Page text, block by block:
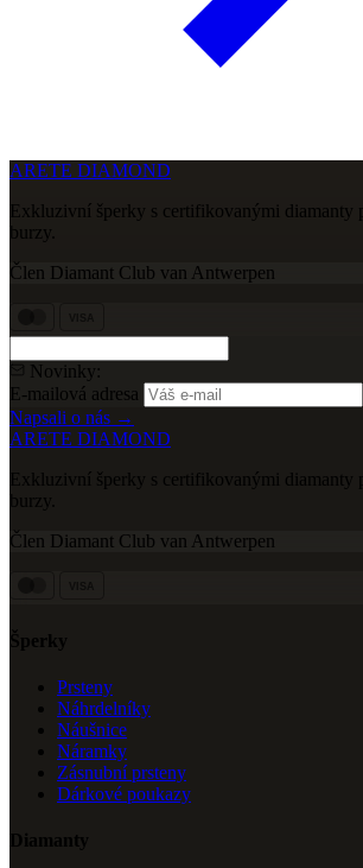
ARETE DIAMOND
Exkluzivní šperky s certifikovanými diamanty
burzy.
Člen Diamant Club van Antwerpen
Novinky:
E-mailová adresa
Napsali o nás →
ARETE DIAMOND
Exkluzivní šperky s certifikovanými diamanty
burzy.
Člen Diamant Club van Antwerpen
Šperky
Prsteny
Náhrdelníky
Náušnice
Náramky
Zásnubní prsteny
Dárkové poukazy
Diamanty